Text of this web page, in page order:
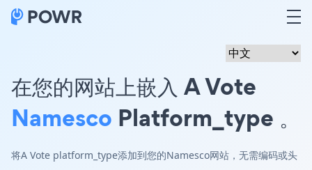
在您的网站上嵌入 A Vote
Namesco Platform_type 。
将A Vote platform_type添加到您的Namesco网站，无需编码或头